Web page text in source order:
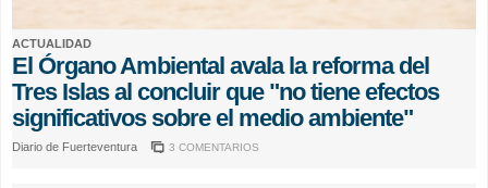
ACTUALIDAD
El Órgano Ambiental avala la reforma del
Tres Islas al concluir que "no tiene efectos
significativos sobre el medio ambiente"
Diario de Fuerteventura 3 COMENTARIOS